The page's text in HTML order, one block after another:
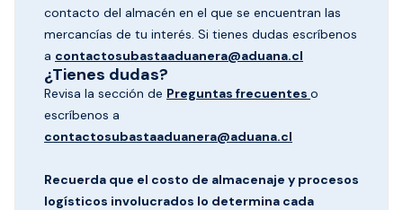
contacto del almacén en el que se encuentran las
mercancías de tu interés. Si tienes dudas escríbenos
a contactosubastaaduanera@aduana.cl
¿Tienes dudas?
Revisa la sección de Preguntas frecuentes o
escríbenos a
contactosubastaaduanera@aduana.cl
Recuerda que el costo de almacenaje y procesos
logísticos involucrados lo determina cada